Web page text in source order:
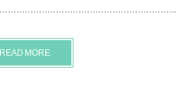
READ MORE